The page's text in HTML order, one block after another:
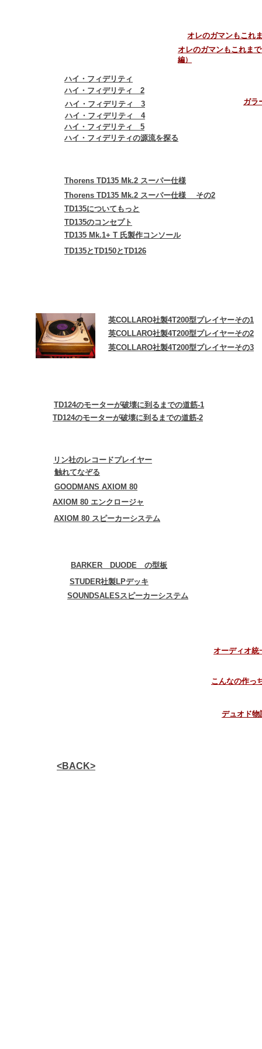
オレのガマンもこれ
デュオド
BARKER DUODE の型板
こんなの作っ
オーディオ
AXIOM 80 スピーカーシステム
AXIOM 80 エンクロージャ
GOODMANS AXIOM 80
触れてなぞる
リン社のレコードプレイヤー
TD124のモーターが破壊に到るまでの道筋-1
オレのガマンもこれま
編）
TD124のモーターが破壊に到るまでの道筋-2
英COLLARO社製4T200型プレイヤーその3
英COLLARO社製4T200型プレイヤーその2
英COLLARO社製4T200型プレイヤーその1
TD135とTD150とTD126
TD135 Mk.1+ T 氏製作コンソール
TD135のコンセプト
TD135についてもっと
Thorens TD135 Mk.2 スーパー仕様 その2
Thorens TD135 Mk.2 スーパー仕様
ガラ
ハイ・フィデリティの源流を探る
ハイ・フィデリティ 5
ハイ・フィデリティ 4
ハイ・フィデリティ 3
ハイ・フィデリティ 2
ハイ・フィデリティ
STUDER社製LPデッキ
SOUNDSALESスピーカーシステム
<BACK>